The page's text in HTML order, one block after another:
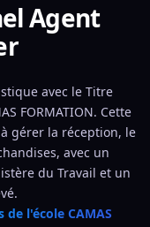
Agent
avec le Titre
FORMATION. Cette
gérer la réception, le
avec un
du Travail et un
l'école CAMAS